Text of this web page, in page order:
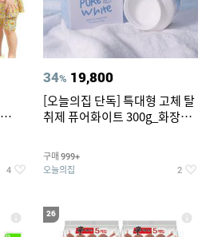
4
34% 19,800
[오늘의집 단독] 특대형 고체 탈
취제 퓨어화이트 300g_화장실
구매 999+
오늘의집 2
26